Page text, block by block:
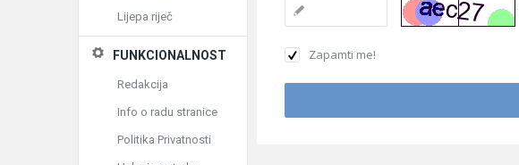
Zapamti me!
Lijepa riječ
FUNKCIONALNOST
Redakcija
Info o radu stranice
Politika Privatnosti